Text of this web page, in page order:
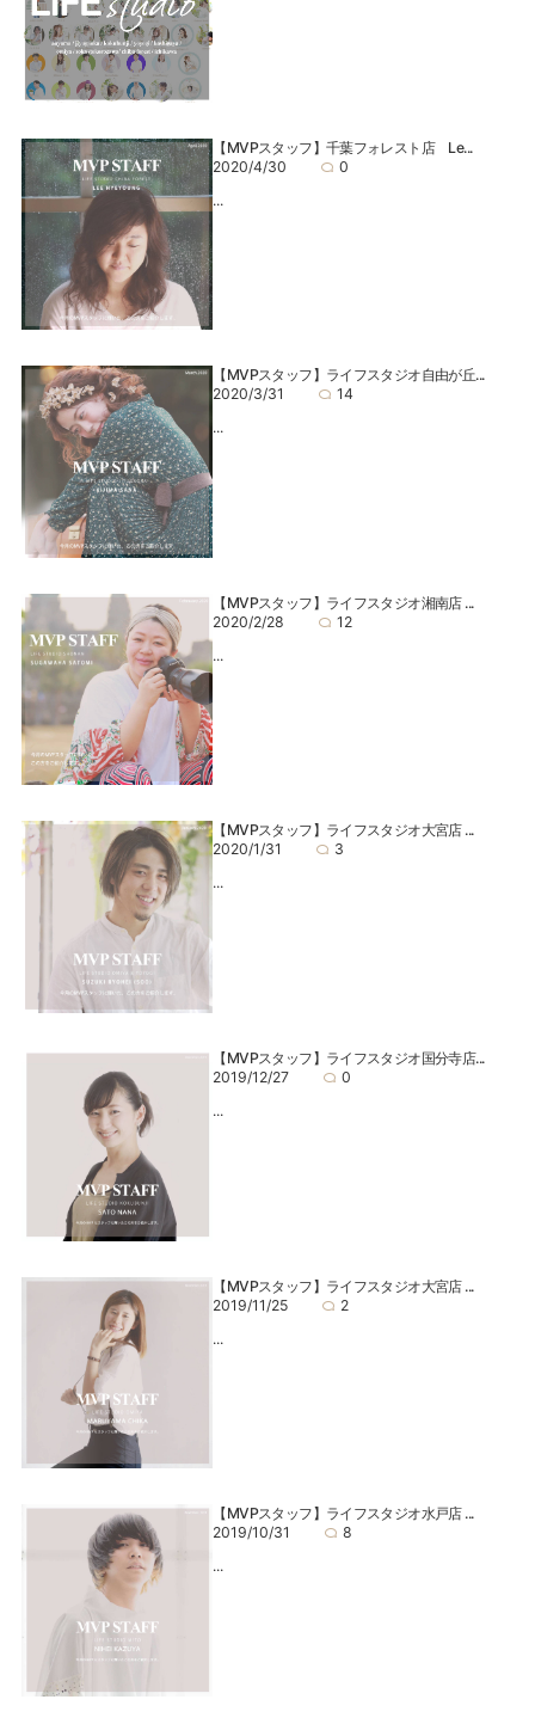
【MVPスタッフ】千葉フォレスト店 Le...
2020/4/30
0
...
【MVPスタッフ】ライフスタジオ自由が丘...
2020/3/31
14
...
【MVPスタッフ】ライフスタジオ湘南店 ...
2020/2/28
12
...
【MVPスタッフ】ライフスタジオ大宮店 ...
2020/1/31
3
...
【MVPスタッフ】ライフスタジオ国分寺店...
2019/12/27
0
...
【MVPスタッフ】ライフスタジオ大宮店 ...
2019/11/25
2
...
【MVPスタッフ】ライフスタジオ水戸店 ...
2019/10/31
8
...